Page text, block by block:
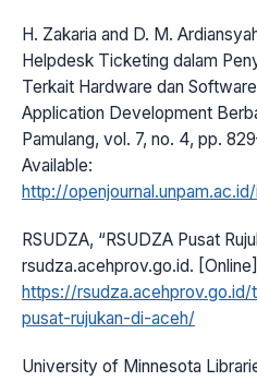
H. Zakaria and D. M.
Helpdesk Ticketing dalam
Terkait Hardware dan
Application Development
Pamulang, vol. 7, no. 4, pp.
Available:
http://
RSUDZA, “RSUDZA Pusat
rsudza.acehprov.go.id.
https://
pusat-rujukan-di-aceh/
University of Minnesota